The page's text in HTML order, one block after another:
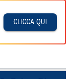
CLICCA QUI